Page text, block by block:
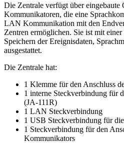
Die Zentrale verfügt über
Kommunikatoren, die eine
LAN Kommunikation mit den
Zentren ermöglichen. Sie ist mit
Speichern der Ereignisdaten,
ausgestattet.
Die Zentrale hat:
1 Klemme für den Anschluss
1 interne Steckverbindung für
(JA-111R)
1 LAN Steckverbindung
1 USB Steckverbindung für
1 Steckverbindung für den
Kommunikators